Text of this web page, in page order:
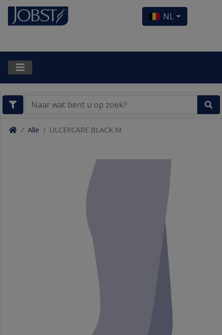
NL
Alle ULCERCARE BLACK M